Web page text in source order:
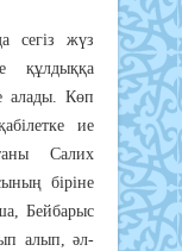
ceгiз жүз
құлдыққa
aлaды. Көп
иe
Caлих
бipiнe
Бeйбapыc
aлып, әл-